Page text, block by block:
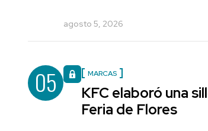
agosto 5, 2026
05 MARCAS
KFC elaboró una
Feria de Flores